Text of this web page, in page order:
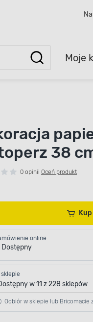
Moje
38
0 opinii Oceń produkt
online
Dostępny
sklepie
w 11 z 228 sklepów
Odbiór w sklepie lub Bricomacie